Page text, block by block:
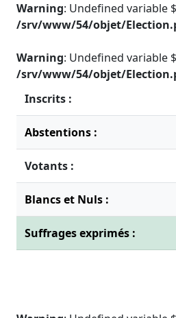
Warning: Undefined variable
/srv/www/54/objet/
Warning: Undefined variable
/srv/www/54/objet/
Inscrits :
Abstentions :
Votants :
Blancs et Nuls :
Suffrages exprimés :